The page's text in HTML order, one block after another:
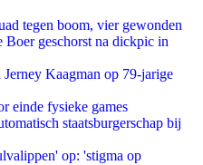
tegen boom, vier gewonden
geschorst na dickpic in
Kaagman op 79-jarige
einde fysieke games
staatsburgerschap bij
op: 'stigma op